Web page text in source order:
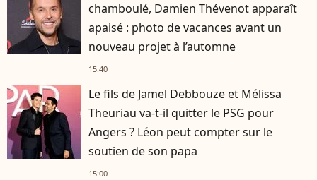
chamboulé, Damien Thévenot apparaît
apaisé : photo de vacances avant un
nouveau projet à l’automne
15:40
Le fils de Jamel Debbouze et Mélissa
Theuriau va-t-il quitter le PSG pour
Angers ? Léon peut compter sur le
soutien de son papa
15:00